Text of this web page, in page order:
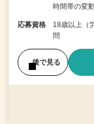
時間帯の変
応募資格
18歳以上（
問
後で見る